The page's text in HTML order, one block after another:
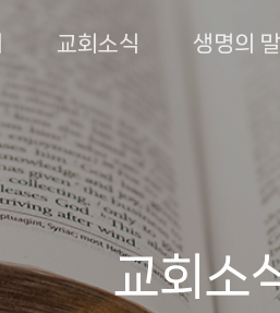
교회소식 생명의
교회소